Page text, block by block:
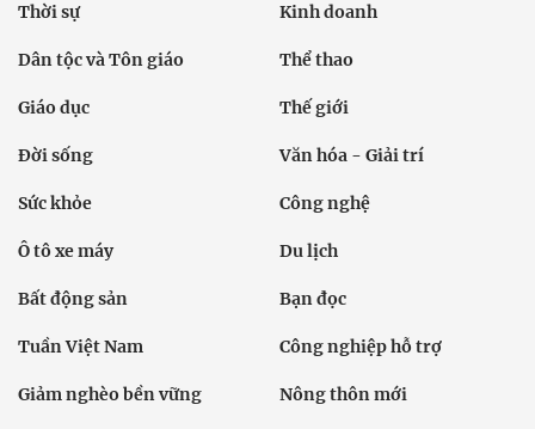
Thời sự Kinh doanh
Dân tộc và Tôn giáo Thể thao
Giáo dục Thế giới
Đời sống Văn hóa - Giải trí
Sức khỏe Công nghệ
Ô tô xe máy Du lịch
Bất động sản Bạn đọc
Tuần Việt Nam Công nghiệp hỗ trợ
Giảm nghèo bền vững Nông thôn mới